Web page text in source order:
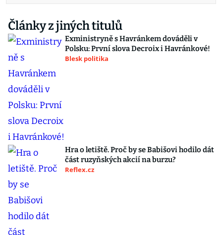
Články z jiných titulů
Exministryně s Havránkem dováděli v
Polsku: První slova Decroix i Havránkové!
Blesk politika
Hra o letiště. Proč by se Babišovi hodilo dát
část ruzyňských akcií na burzu?
Reflex.cz